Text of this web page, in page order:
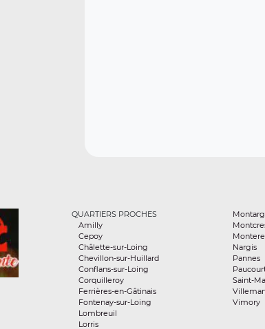
QUARTIERS PROCHES
Amilly
Cepoy
Châlette-sur-Loing
Chevillon-sur-Huillard
Conflans-sur-Loing
Corquilleroy
Ferrières-en-Gâtinais
Fontenay-sur-Loing
Lombreuil
Lorris
Nargis
Pannes
Saint-
Vimory